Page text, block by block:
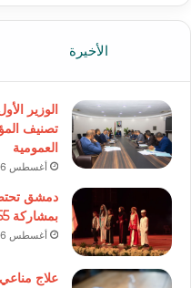
الأخيرة
الوزير
تصنيف
العمومية
أغسطس 6, 2026
دمشق
بمشاركة 55 شاعراً من 16 دولة
أغسطس 6, 2026
علاج